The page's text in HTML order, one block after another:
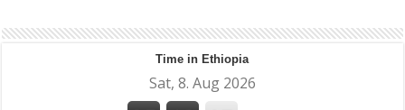
Time in Ethiopia